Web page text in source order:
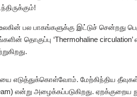
பல பாகங்களுக்கு இட்டுச் சென்றது
‘Thermohaline circulation’
எடுத்துக்கொள்வோம். மேற்கிந்திய
என்று அழைக்கப்படுகிறது. ஏறக்குறைய